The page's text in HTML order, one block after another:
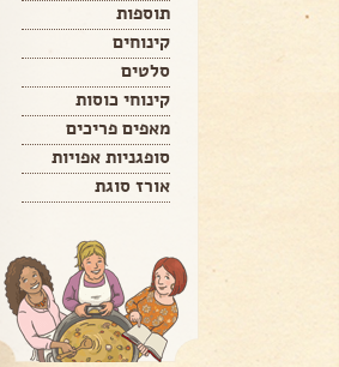
תוספות
קינוחים
סלטים
קינוחי כוסות
מאפים פריכים
סופגניות אפויות
אורז סוגת